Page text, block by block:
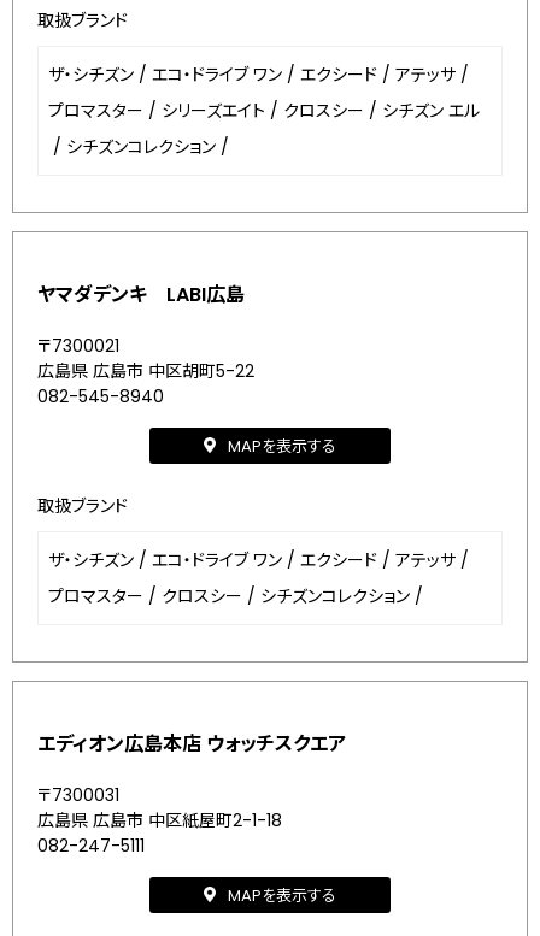
取扱ブランド
ザ・シチズン / エコ・ドライブ ワン / エクシード / アテッサ /
プロマスター / シリーズエイト / クロスシー / シチズン エル
/ シチズンコレクション /
ヤマダデンキ LABI広島
〒7300021
広島県 広島市 中区胡町5-22
082-545-8940
MAPを表示する
取扱ブランド
ザ・シチズン / エコ・ドライブ ワン / エクシード / アテッサ /
プロマスター / クロスシー / シチズンコレクション /
エディオン広島本店 ウォッチスクエア
〒7300031
広島県 広島市 中区紙屋町2-1-18
082-247-5111
MAPを表示する